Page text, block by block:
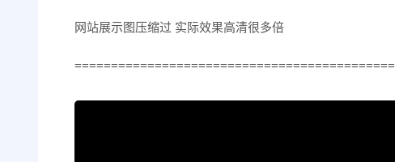
网站展示图压缩过 实际效果高清很多倍
============================================